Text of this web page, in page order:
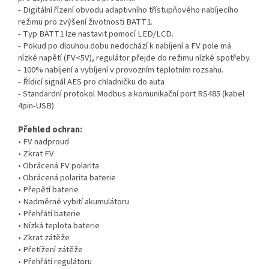
- Digitální řízení obvodu adaptivního třístupňového nabíjecího
režimu pro zvýšení životnosti BATT1.
- Typ BATT1 lze nastavit pomocí LED/LCD.
- Pokud po dlouhou dobu nedochází k nabíjení a FV pole má
nízké napětí (FV<5V), regulátor přejde do režimu nízké spotřeby.
- 100% nabíjení a vybíjení v provozním teplotním rozsahu.
- Řídicí signál AES pro chladničku do auta
- Standardní protokol Modbus a komunikační port RS485 (kabel
4pin-USB)
Přehled ochran:
• FV nadproud
• Zkrat FV
• Obrácená FV polarita
• Obrácená polarita baterie
• Přepětí baterie
• Nadměrné vybití akumulátoru
• Přehřátí baterie
• Nízká teplota baterie
• Zkrat zátěže
• Přetížení zátěže
• Přehřátí regulátoru